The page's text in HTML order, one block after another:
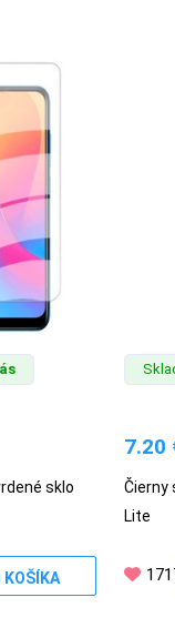
sklo
KOŠÍKA
7.20
Čierny
Lite